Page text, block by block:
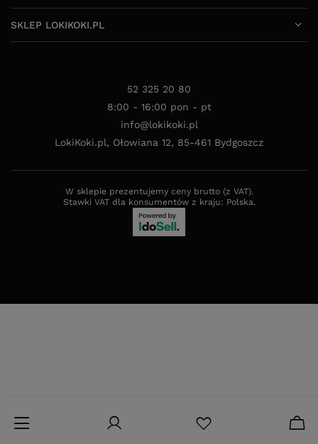
SKLEP LOKIKOKI.PL
52 325 20 80
8:00 - 16:00 pon - pt
info@lokikoki.pl
LokiKoki.pl, Ołowiana 12, 85-461 Bydgoszcz
W sklepie prezentujemy ceny brutto (z VAT).
Stawki VAT dla konsumentów z kraju: Polska.